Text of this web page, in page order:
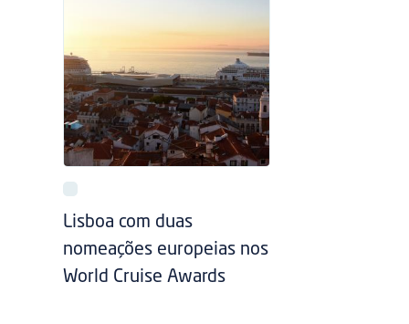
Lisboa com duas
nomeações europeias nos
World Cruise Awards